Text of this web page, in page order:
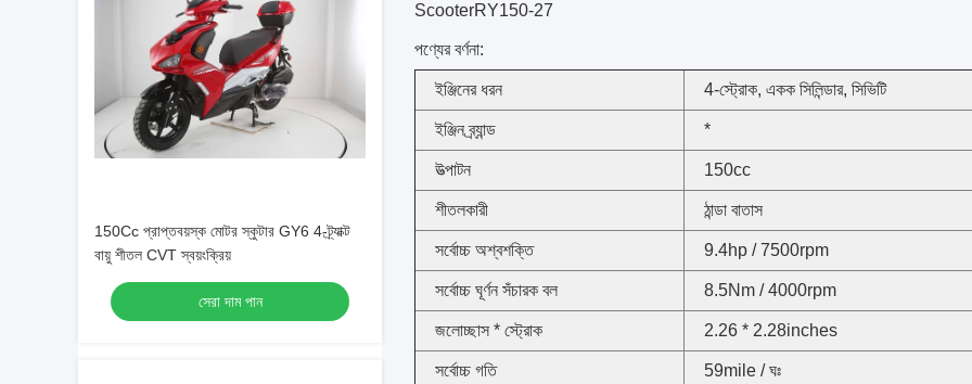
150Cc প্রাপ্তবয়স্ক মোটর স্কুটার GY6 4-ট্র্যাক্ট
বায়ু শীতল CVT স্বয়ংক্রিয়
সেরা দাম পান
ScooterRY150-27
পণ্যের বর্ণনা:
ইঞ্জিনের ধরন 4-স্ট্রোক, একক সিলিন্ডার, সিভিটি
ইঞ্জিন ব্র্যান্ড *
উত্পাটন 150cc
শীতলকারী ঠান্ডা বাতাস
সর্বোচ্চ অশ্বশক্তি 9.4hp / 7500rpm
সর্বোচ্চ ঘূর্ণন সঁচারক বল 8.5Nm / 4000rpm
জলোচ্ছাস * স্ট্রোক 2.26 * 2.28inches
সর্বোচ্চ গতি 59mile / ঘঃ